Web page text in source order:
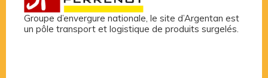
Groupe d’envergure nationale, le site d’Argentan est
un pôle transport et logistique de produits surgelés.